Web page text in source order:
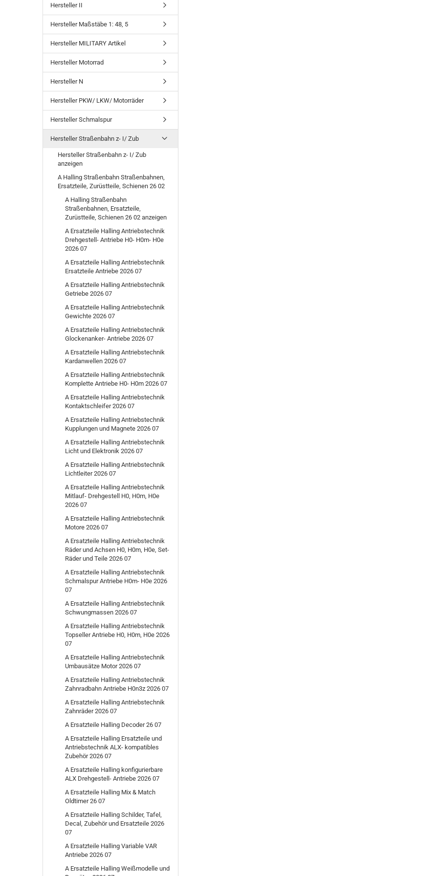
Hersteller II
Hersteller Maßstäbe 1: 48, 5
Hersteller MILITARY Artikel
Hersteller Motorrad
Hersteller N
Hersteller PKW/ LKW/ Motorräder
Hersteller Schmalspur
Hersteller Straßenbahn z- I/ Zub
Hersteller Straßenbahn z- I/ Zub
anzeigen
A Halling Straßenbahn Straßenbahnen,
Ersatzteile, Zurüstteile, Schienen 26 02
A Halling Straßenbahn
Straßenbahnen, Ersatzteile,
Zurüstteile, Schienen 26 02 anzeigen
A Ersatzteile Halling Antriebstechnik
Drehgestell- Antriebe H0- H0m- H0e
2026 07
A Ersatzteile Halling Antriebstechnik
Ersatzteile Antriebe 2026 07
A Ersatzteile Halling Antriebstechnik
Getriebe 2026 07
A Ersatzteile Halling Antriebstechnik
Gewichte 2026 07
A Ersatzteile Halling Antriebstechnik
Glockenanker- Antriebe 2026 07
A Ersatzteile Halling Antriebstechnik
Kardanwellen 2026 07
A Ersatzteile Halling Antriebstechnik
Komplette Antriebe H0- H0m 2026 07
A Ersatzteile Halling Antriebstechnik
Kontaktschleifer 2026 07
A Ersatzteile Halling Antriebstechnik
Kupplungen und Magnete 2026 07
A Ersatzteile Halling Antriebstechnik
Licht und Elektronik 2026 07
A Ersatzteile Halling Antriebstechnik
Lichtleiter 2026 07
A Ersatzteile Halling Antriebstechnik
Mitlauf- Drehgestell H0, H0m, H0e
2026 07
A Ersatzteile Halling Antriebstechnik
Motore 2026 07
A Ersatzteile Halling Antriebstechnik
Räder und Achsen H0, H0m, H0e, Set-
Räder und Teile 2026 07
A Ersatzteile Halling Antriebstechnik
Schmalspur Antriebe H0m- H0e 2026
07
A Ersatzteile Halling Antriebstechnik
Schwungmassen 2026 07
A Ersatzteile Halling Antriebstechnik
Topseller Antriebe H0, H0m, H0e 2026
07
A Ersatzteile Halling Antriebstechnik
Umbausätze Motor 2026 07
A Ersatzteile Halling Antriebstechnik
Zahnradbahn Antriebe H0n3z 2026 07
A Ersatzteile Halling Antriebstechnik
Zahnräder 2026 07
A Ersatzteile Halling Decoder 26 07
A Ersatzteile Halling Ersatzteile und
Antriebstechnik ALX- kompatibles
Zubehör 2026 07
A Ersatzteile Halling konfigurierbare
ALX Drehgestell- Antriebe 2026 07
A Ersatzteile Halling Mix & Match
Oldtimer 26 07
A Ersatzteile Halling Schilder, Tafel,
Decal, Zubehör und Ersatzteile 2026
07
A Ersatzteile Halling Variable VAR
Antriebe 2026 07
A Ersatzteile Halling Weißmodelle und